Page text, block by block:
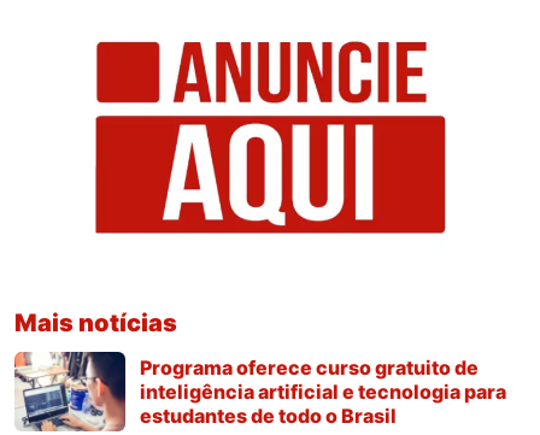
Mais notícias
Programa oferece curso gratuito de
inteligência artificial e tecnologia para
estudantes de todo o Brasil